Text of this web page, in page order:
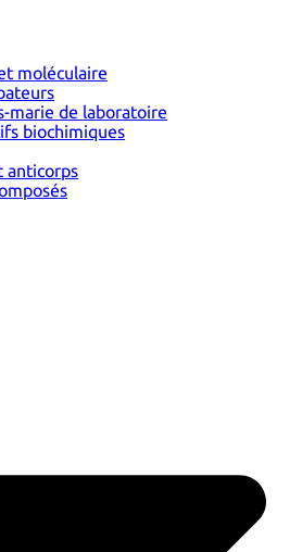
moléculaire
marie de laboratoire
biochimiques
anticorps